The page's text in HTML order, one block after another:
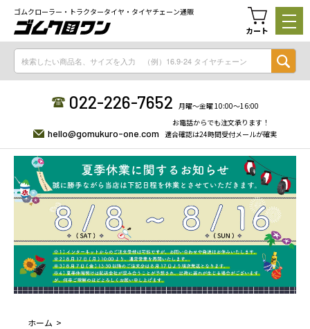
ゴムクローラー・トラクタータイヤ・タイヤチェーン通販
カート
022-226-7652 月曜〜金曜 10:00〜16:00
hello@gomukuro-one.com
お電話からでも注文承ります！
適合確認は24時間受付メールが確実
ホーム